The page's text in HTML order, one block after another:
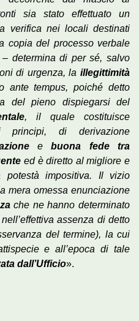
sia stato effettuato un
verifica nei locali destinati
copia del processo verbale
determina di per sé, salvo
di urgenza, la illegittimità
ante tempus, poiché detto
del pieno dispiegarsi del
, il quale costituisce
principi, di derivazione
e buona fede tra
ed è diretto al migliore e
potestà impositiva. Il vizio
mera omessa enunciazione
che ne hanno determinato
assenza di detto
del termine), la cui
e all’epoca di tale
dall’Ufficio».